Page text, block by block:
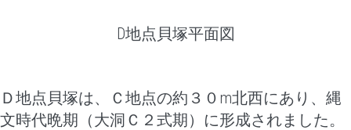
D地点貝塚平面図
Ｄ地点貝塚は、Ｃ地点の約３０m北西にあり、縄
文時代晩期（大洞Ｃ２式期）に形成されました。